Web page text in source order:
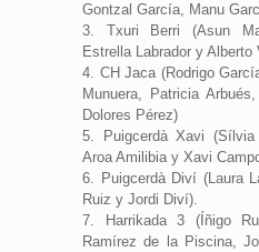
Gontzal García, Manu
3. Txuri Berri (Asun
Estrella Labrador y Alberto
4. CH Jaca (Rodrigo
Munuera, Patricia
Dolores Pérez)
5. Puigcerdà Xavi
Aroa Amilibia y Xavi
6. Puigcerdà Diví (Laura
Ruiz y Jordi Diví).
7. Harrikada 3 (Íñigo
Ramírez de la Piscina,